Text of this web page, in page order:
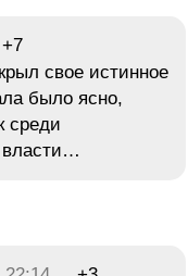
+7
свое истинное
было ясно,
среди
власти…